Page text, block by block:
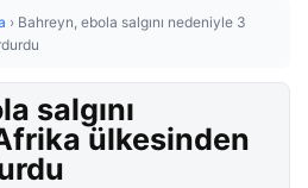
› Bahreyn, ebola salgını nedeniyle 3
salgını
ülkesinden